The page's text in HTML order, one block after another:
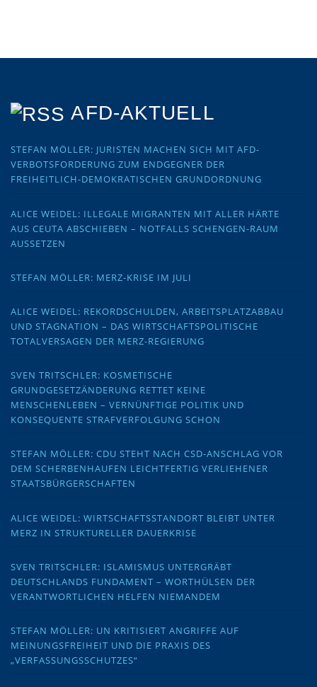
AFD-AKTUELL
STEFAN MÖLLER: JURISTEN MACHEN SICH MIT AFD-
VERBOTSFORDERUNG ZUM ENDGEGNER DER
FREIHEITLICH-DEMOKRATISCHEN GRUNDORDNUNG
ALICE WEIDEL: ILLEGALE MIGRANTEN MIT ALLER HÄRTE
AUS CEUTA ABSCHIEBEN – NOTFALLS SCHENGEN-RAUM
AUSSETZEN
STEFAN MÖLLER: MERZ-KRISE IM JULI
ALICE WEIDEL: REKORDSCHULDEN, ARBEITSPLATZABBAU
UND STAGNATION – DAS WIRTSCHAFTSPOLITISCHE
TOTALVERSAGEN DER MERZ-REGIERUNG
SVEN TRITSCHLER: KOSMETISCHE
GRUNDGESETZÄNDERUNG RETTET KEINE
MENSCHENLEBEN – VERNÜNFTIGE POLITIK UND
KONSEQUENTE STRAFVERFOLGUNG SCHON
STEFAN MÖLLER: CDU STEHT NACH CSD-ANSCHLAG VOR
DEM SCHERBENHAUFEN LEICHTFERTIG VERLIEHENER
STAATSBÜRGERSCHAFTEN
ALICE WEIDEL: WIRTSCHAFTSSTANDORT BLEIBT UNTER
MERZ IN STRUKTURELLER DAUERKRISE
SVEN TRITSCHLER: ISLAMISMUS UNTERGRÄBT
DEUTSCHLANDS FUNDAMENT – WORTHÜLSEN DER
VERANTWORTLICHEN HELFEN NIEMANDEM
STEFAN MÖLLER: UN KRITISIERT ANGRIFFE AUF
MEINUNGSFREIHEIT UND DIE PRAXIS DES
„VERFASSUNGSSCHUTZES“